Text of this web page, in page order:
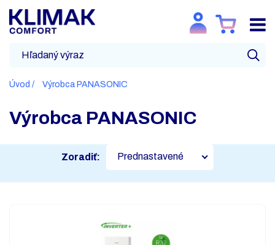
Úvod Výrobca PANASONIC
Výrobca PANASONIC
Zoradiť: Prednastavené